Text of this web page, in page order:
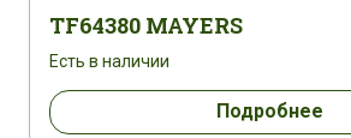
TF64380 MAYERS
Есть в наличии
Подробнее